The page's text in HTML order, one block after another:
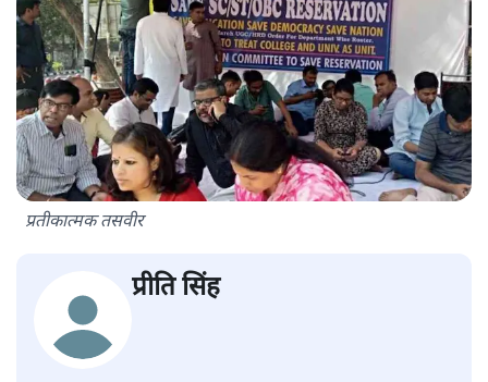
प्रतीकात्मक तसवीर
प्रीति सिंह